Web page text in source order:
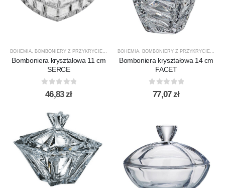
BOHEMIA BOMBONIERY Z PRZYKRYCIEM PREZENTY ,PRODUCENCI,PRODUKTY,SALATERY
Bomboniera kryształowa 11 cm
SERCE
out of 5
46,83zł
BOHEMIA BOMBONIERY Z PRZYKRYCIEM
Bomboniera kryształowa 14 cm
FACET
out of 5
77,07zł